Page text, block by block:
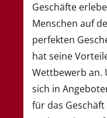
Geschäfte
Menschen auf
perfekten
hat seine
Wettbewerb an.
sich in
für das